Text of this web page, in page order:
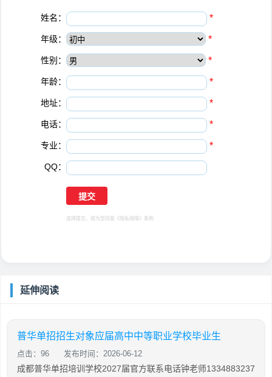
姓名： *
年级： *
性别： *
年龄： *
地址： *
电话： *
专业： *
QQ：
选择提交，视为您同意 《隐私保障》 条例
延伸阅读
普华单招招生对象应届高中中等职业学校毕业生
点击：96 发布时间：2026-06-12
成都普华单招培训学校2027届官方联系电话钟老师1334883237